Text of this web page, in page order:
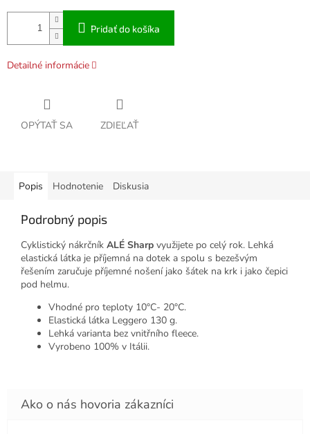
Pridať do košíka
Detailné informácie
OPÝTAŤ SA ZDIEĽAŤ
Popis Hodnotenie Diskusia
Podrobný popis
Cyklistický nákrčník ALÉ Sharp využijete po celý rok. Lehká
elastická látka je příjemná na dotek a spolu s bezešvým
řešením zaručuje příjemné nošení jako šátek na krk i jako čepici
pod helmu.
Vhodné pro teploty 10°C- 20°C.
Elastická látka Leggero 130 g.
Lehká varianta bez vnitřního fleece.
Vyrobeno 100% v Itálii.